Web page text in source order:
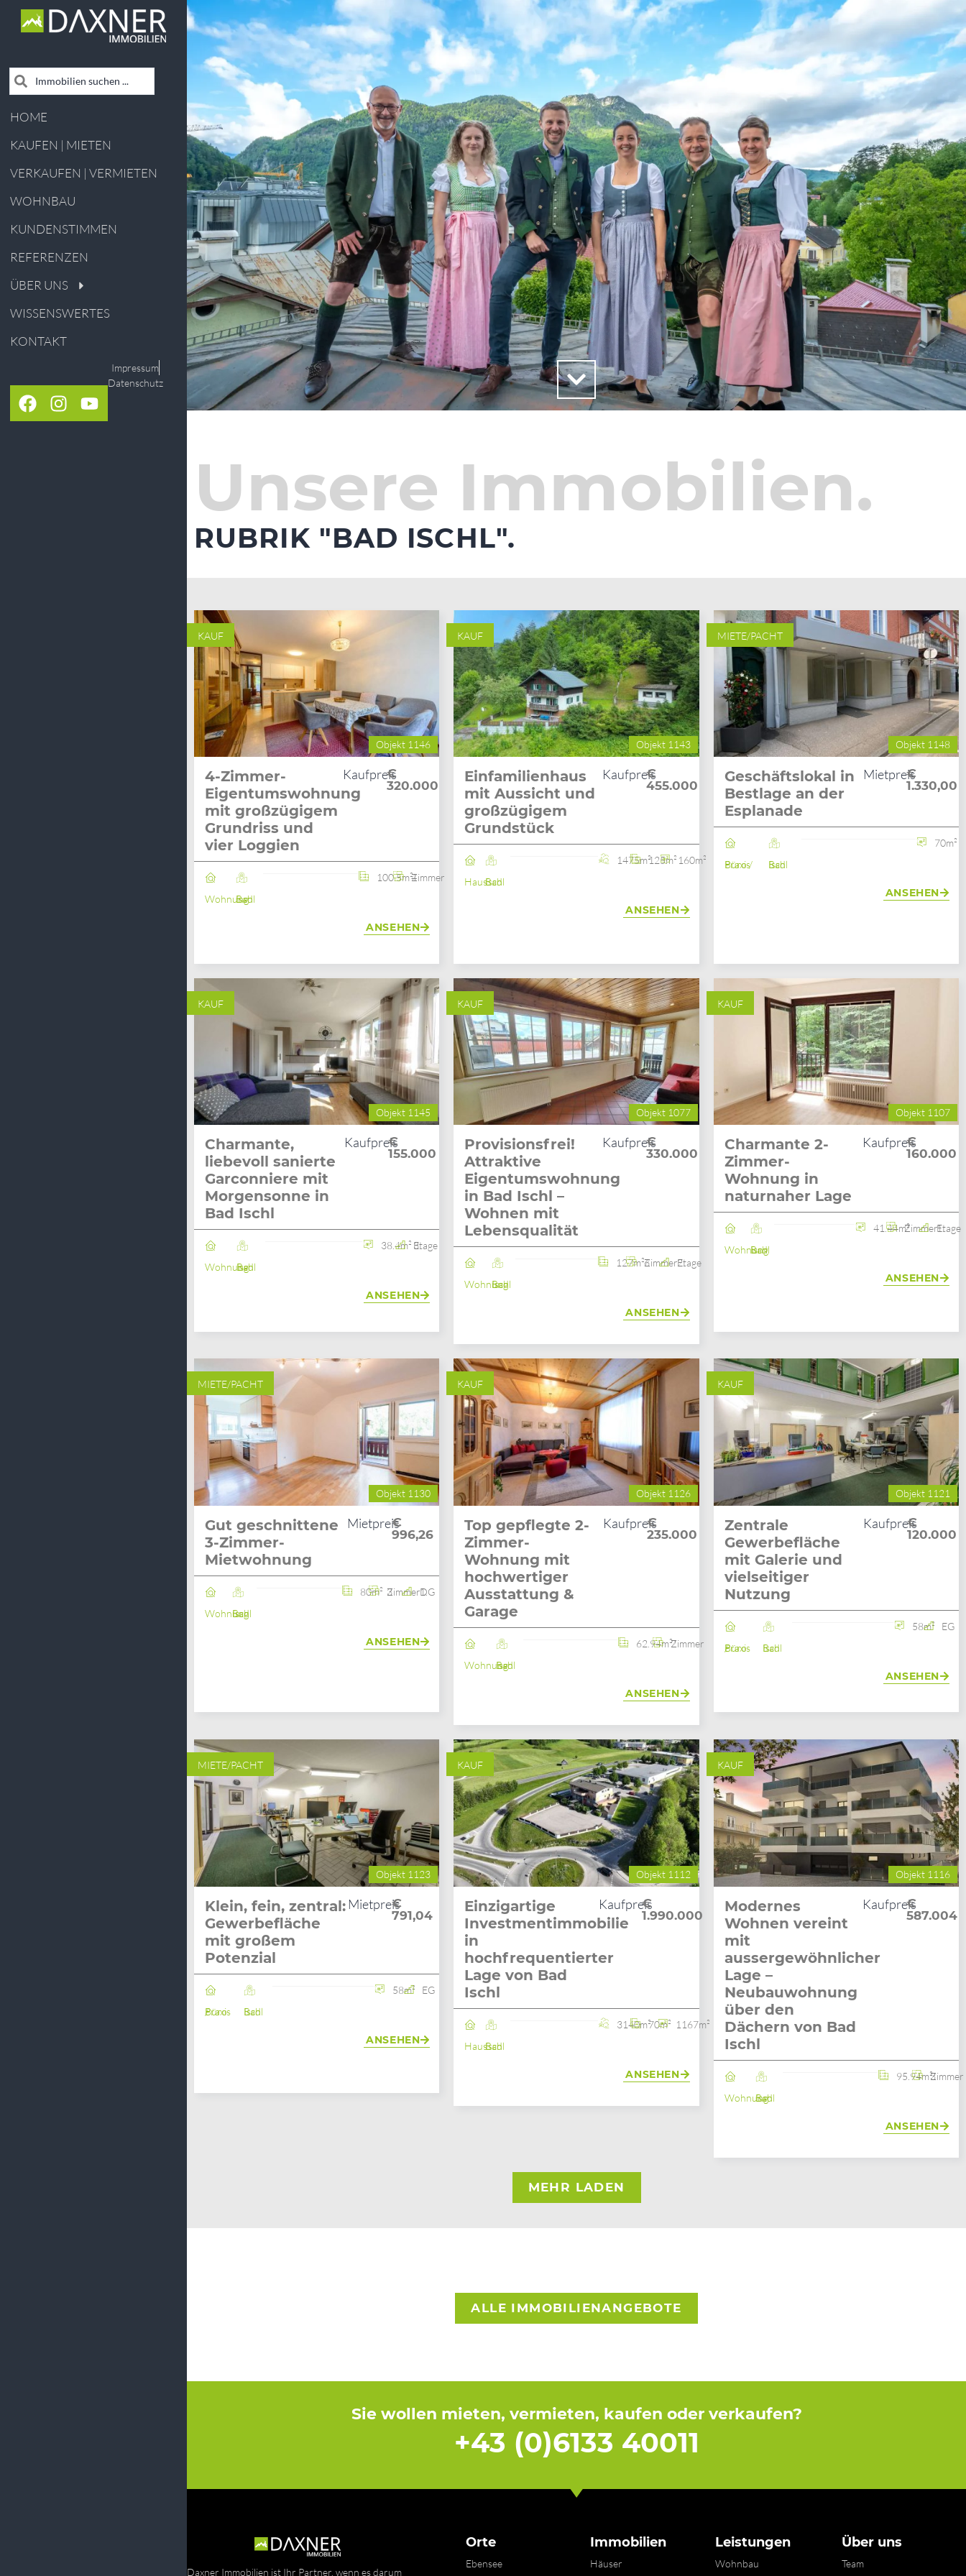
HOME
KAUFEN | MIETEN
VERKAUFEN | VERMIETEN
WOHNBAU
KUNDENSTIMMEN
REFERENZEN
ÜBER UNS
WISSENSWERTES
KONTAKT
Impressum
Datenschutz
Unsere Immobilien.
RUBRIK "BAD ISCHL".
KAUF
Objekt 1146
4-Zimmer-
Eigentumswohnung
mit großzügigem
Grundriss und
vier Loggien
Kaufpreis
€
320.000
Wohnung
Bad Ischl
100.5m²4 Zimmer
ANSEHEN
KAUF
Objekt 1143
Einfamilienhaus
mit Aussicht und
großzügigem
Grundstück
Kaufpreis
€
455.000
HausBad Ischl
1475m²125m² 160m²
ANSEHEN
MIETE/PACHT
Objekt 1148
Geschäftslokal in
Bestlage an der
Esplanade
Mietpreis
€
1.330,00
Büro / Praxis Bad Ischl
70m²
ANSEHEN
KAUF
Objekt 1145
Charmante,
liebevoll sanierte
Garconniere mit
Morgensonne in
Bad Ischl
Kaufpreis
€
155.000
Wohnung
Bad Ischl
38.4m² 3. Etage
ANSEHEN
KAUF
Objekt 1077
Provisionsfrei!
Attraktive
Eigentumswohnung
in Bad Ischl –
Wohnen mit
Lebensqualität
Kaufpreis
€
330.000
Wohnung
Bad Ischl
127m²6 Zimmer2. Etage
ANSEHEN
KAUF
Objekt 1107
Charmante 2-
Zimmer-
Wohnung in
naturnaher Lage
Kaufpreis
€
160.000
Wohnung
Bad Ischl
41.44m²2 Zimmer1. Etage
ANSEHEN
MIETE/PACHT
Objekt 1130
Gut geschnittene
3-Zimmer-
Mietwohnung
Mietpreis
€
996,26
Wohnung
Bad Ischl
80m² 3 Zimmer1. DG
ANSEHEN
KAUF
Objekt 1126
Top gepflegte 2-
Zimmer-
Wohnung mit
hochwertiger
Ausstattung &
Garage
Kaufpreis
€
235.000
Wohnung
Bad Ischl
62.94m²2 Zimmer
ANSEHEN
KAUF
Objekt 1121
Zentrale
Gewerbefläche
mit Galerie und
vielseitiger
Nutzung
Kaufpreis
€
120.000
Büro / Praxis Bad Ischl
58m² EG
ANSEHEN
MIETE/PACHT
Objekt 1123
Klein, fein, zentral:
Gewerbefläche
mit großem
Potenzial
Mietpreis
€
791,04
Büro / Praxis Bad Ischl
58m² EG
ANSEHEN
KAUF
Objekt 1112
Einzigartige
Investmentimmobilie
in
hochfrequentierter
Lage von Bad
Ischl
Kaufpreis
€
1.990.000
HausBad Ischl
3140m²70m² 1167m²
ANSEHEN
KAUF
Objekt 1116
Modernes
Wohnen vereint
mit
aussergewöhnlicher
Lage –
Neubauwohnung
über den
Dächern von Bad
Ischl
Kaufpreis
€
587.004
Wohnung
Bad Ischl
95.94m²3 Zimmer
ANSEHEN
MEHR LADEN
ALLE IMMOBILIENANGEBOTE
Sie wollen mieten, vermieten, kaufen oder verkaufen?
+43 (0)6133 40011
Daxner Immobilien ist Ihr Partner, wenn es darum
Orte
Ebensee
Immobilien
Häuser
Leistungen
Wohnbau
Über uns
Team